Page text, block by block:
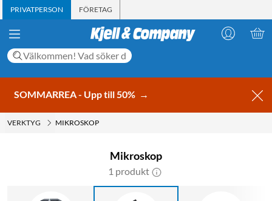
PRIVATPERSON FÖRETAG
SOMMARREA - Upp till 50% →
VERKTYG MIKROSKOP
Mikroskop
1 produkt